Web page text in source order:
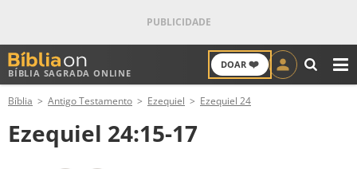
BÍBLIA SAGRADA ONLINE
DOAR ❤️
ANTIGO TESTAMENTO
NOVO TESTAMENTO
Bíblia Antigo Testamento Ezequiel Ezequiel 24
Ezequiel 24:15-17